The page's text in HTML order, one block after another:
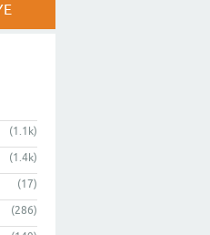
(1.1k)
(1.4k)
(17)
(286)